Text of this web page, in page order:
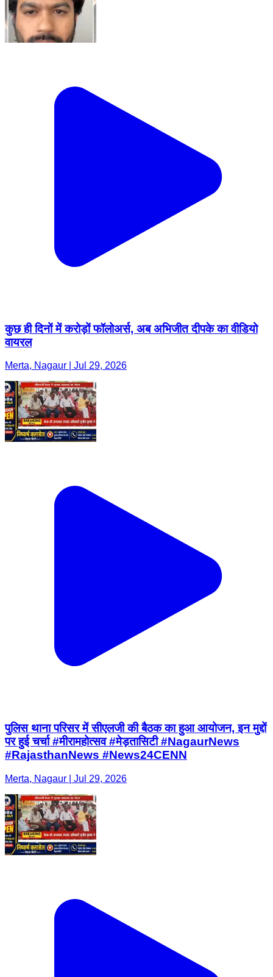
कुछ ही दिनों में करोड़ों फॉलोअर्स, अब अभिजीत दीपके का वीडियो
वायरल
Merta, Nagaur | Jul 29, 2026
पुलिस थाना परिसर में सीएलजी की बैठक का हुआ आयोजन, इन मुद्दों
पर हुई चर्चा #मीरामहोत्सव #मेड़तासिटी #NagaurNews
#RajasthanNews #News24CENN
Merta, Nagaur | Jul 29, 2026